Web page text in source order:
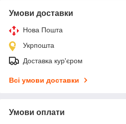
Умови доставки
Нова Пошта
Укрпошта
Доставка кур'єром
Всі умови доставки
Умови оплати